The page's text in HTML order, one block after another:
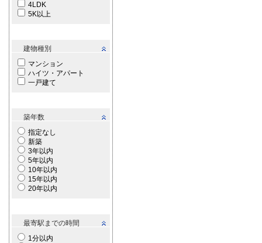
4LDK
5K以上
建物種別
マンション
ハイツ・アパート
一戸建て
築年数
指定なし
新築
3年以内
5年以内
10年以内
15年以内
20年以内
最寄駅までの時間
1分以内